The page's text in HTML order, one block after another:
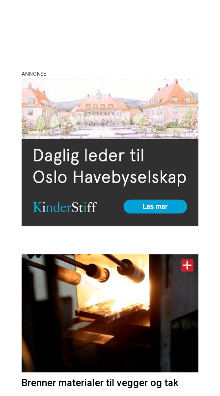
Brenner materialer til vegger og tak